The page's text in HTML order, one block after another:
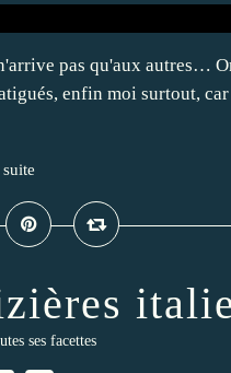
pas qu'aux autres…
enfin moi surtout, car
ses facettes